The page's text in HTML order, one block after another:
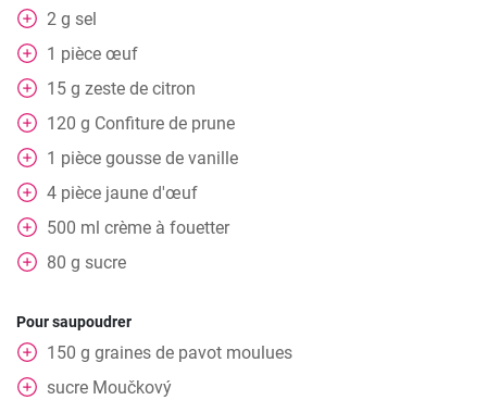
2 g sel
1 pièce œuf
15 g zeste de citron
120 g Confiture de prune
1 pièce gousse de vanille
4 pièce jaune d'œuf
500 ml crème à fouetter
80 g sucre
Pour saupoudrer
150 g graines de pavot moulues
sucre Moučkový